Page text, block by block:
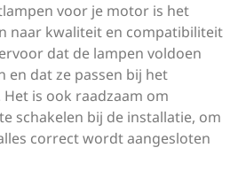
voor je motor is het
naar kwaliteit en compatibiliteit
dat de lampen voldoen
en dat ze passen bij het
is ook raadzaam om
schakelen bij de installatie, om
correct wordt aangesloten